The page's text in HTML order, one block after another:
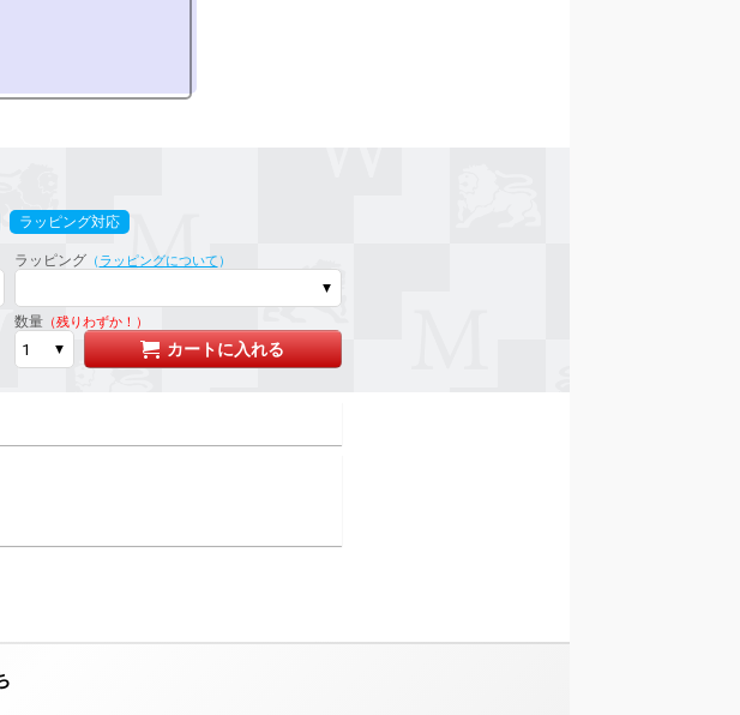
ラッピング対応
ラッピング（ ラッピングについて ）
数量（残りわずか！）
カートに入れる